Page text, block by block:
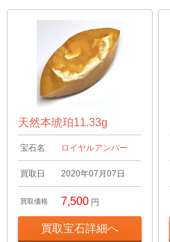
天然本琥珀11.33g
宝石名 ロイヤルアンバー
買取日 2020年07月07日
買取価格 7,500 円
買取宝石詳細へ